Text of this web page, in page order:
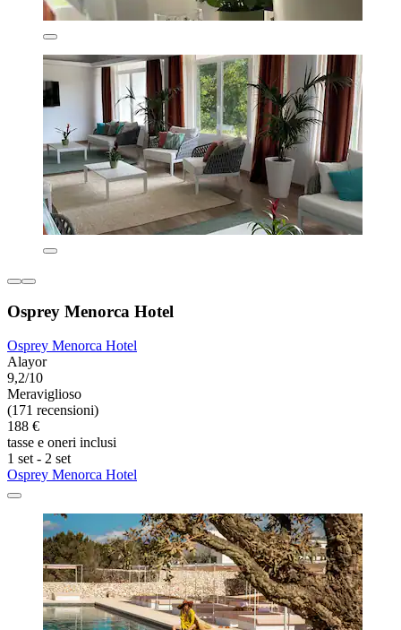
Osprey Menorca Hotel
Osprey Menorca Hotel
Alayor
9,2/10
Meraviglioso
(171 recensioni)
188 €
tasse e oneri inclusi
1 set - 2 set
Osprey Menorca Hotel